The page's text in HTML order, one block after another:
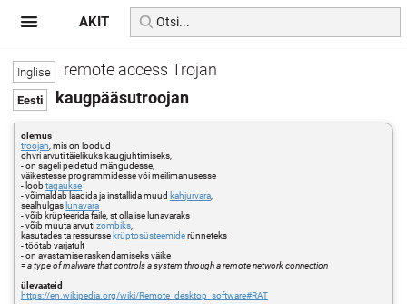
remote access Trojan
kaugpääsutroojan
olemus
troojan , mis on loodud
ohvri arvuti täielikuks kaugjuhtimiseks,
- on sageli peidetud mängudesse,
väikestesse programmidesse või meilimanusesse
- loobtagaukse
- võimaldab laadida ja installida muud kahjurvara
sealhulgas lunavara
- võib krüpteerida faile, st olla ise lunavaraks
- võib muuta arvutizombiks
kasutades ta ressursse krüptosüsteemiderünneteks
- töötab varjatult
- on avastamise raskendamiseks väike
=a type of malware that controls a system through a remote network connection
ülevaateid
https://en.wikipedia.org/wiki/Remote_desktop_software#RAT
AKIT